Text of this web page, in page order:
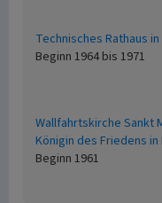
Technisches Rathaus
Beginn 1964 bis 1971
Wallfahrtskirche Sankt
Königin des Friedens
Beginn 1961